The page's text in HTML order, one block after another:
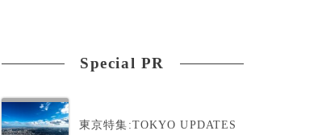
Special PR
東京特集:TOKYO UPDATES